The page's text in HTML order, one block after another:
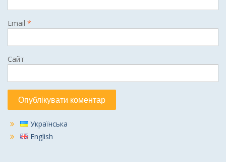
Email *
Сайт
Українська
English